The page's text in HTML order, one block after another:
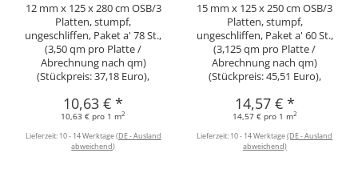
12 mm x 125 x 280 cm OSB/3
Platten, stumpf,
ungeschliffen, Paket a' 78 St.,
(3,50 qm pro Platte /
Abrechnung nach qm)
(Stückpreis: 37,18 Euro),
10,63 €*
10,63 € pro 1 m2
Lieferzeit: 10 - 14 Werktage(DE - Ausland
abweichend)
15 mm x 125 x 250 cm OSB/3
Platten, stumpf,
ungeschliffen, Paket a' 60 St.,
(3,125 qm pro Platte /
Abrechnung nach qm)
(Stückpreis: 45,51 Euro),
14,57 € *
14,57 € pro 1 m2
Lieferzeit: 10 - 14 Werktage(DE - Ausland
abweichend)